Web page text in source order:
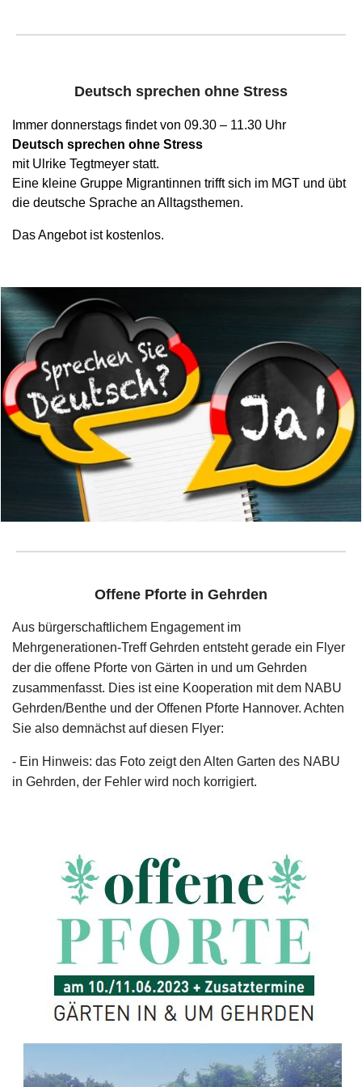
Deutsch sprechen ohne Stress
Immer donnerstags findet von 09.30 – 11.30 Uhr
Deutsch sprechen ohne Stress
mit Ulrike Tegtmeyer statt.
Eine kleine Gruppe Migrantinnen trifft sich im MGT und übt
die deutsche Sprache an Alltagsthemen.
Das Angebot ist kostenlos.
Offene Pforte in Gehrden
Aus bürgerschaftlichem Engagement im
Mehrgenerationen-Treff Gehrden entsteht gerade ein Flyer
der die offene Pforte von Gärten in und um Gehrden
zusammenfasst. Dies ist eine Kooperation mit dem NABU
Gehrden/Benthe und der Offenen Pforte Hannover. Achten
Sie also demnächst auf diesen Flyer:
- Ein Hinweis: das Foto zeigt den Alten Garten des NABU
in Gehrden, der Fehler wird noch korrigiert.